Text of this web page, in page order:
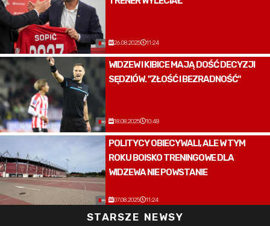
26.08.2025 11:24
WIDZEW I KIBICE MAJĄ DOŚĆ DECYZJI
SĘDZIÓW. "ZŁOŚĆ I BEZRADNOŚĆ"
18.08.2025 10:48
POLITYCY OBIECYWALI, ALE W TYM
ROKU BOISKO TRENINGOWE DLA
WIDZEWA NIE POWSTANIE
07.08.2025 11:24
STARSZE NEWSY